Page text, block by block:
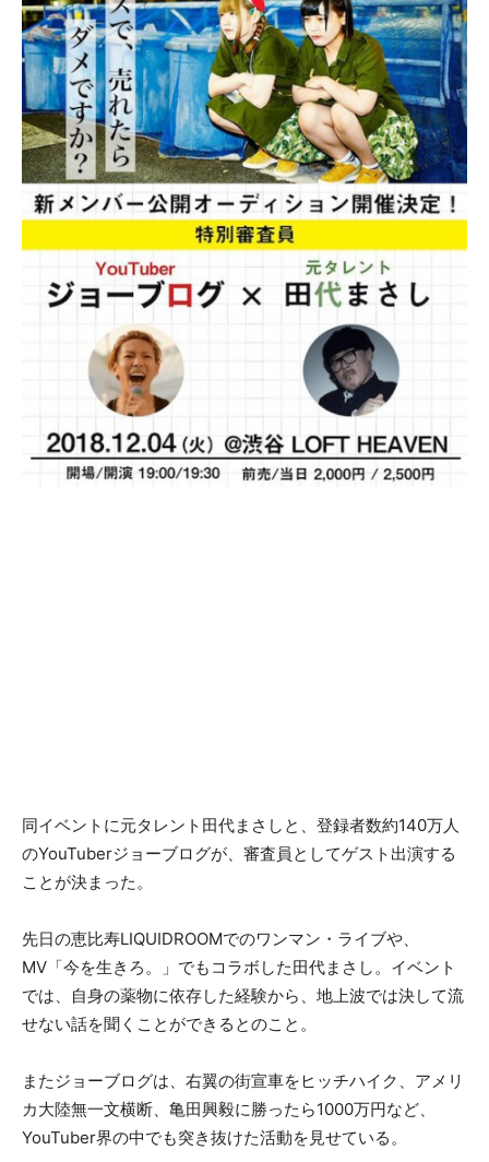
同イベントに元タレント田代まさしと、登録者数約140万人
のYouTuberジョーブログが、審査員としてゲスト出演する
ことが決まった。
先日の恵比寿LIQUIDROOMでのワンマン・ライブや、
MV「今を生きろ。」でもコラボした田代まさし。イベント
では、自身の薬物に依存した経験から、地上波では決して流
せない話を聞くことができるとのこと。
またジョーブログは、右翼の街宣車をヒッチハイク、アメリ
カ大陸無一文横断、亀田興毅に勝ったら1000万円など、
YouTuber界の中でも突き抜けた活動を見せている。